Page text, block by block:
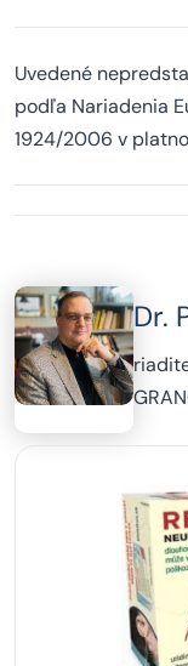
Uvedené
podľa Nariadenia
1924/2006 v
Dr.